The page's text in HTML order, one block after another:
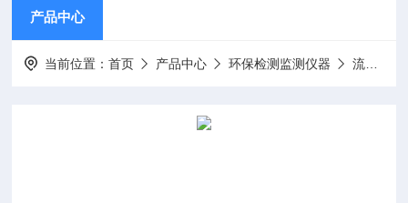
产品中心
当前位置：首页 产品中心 环保检测监测仪器 流速流量仪